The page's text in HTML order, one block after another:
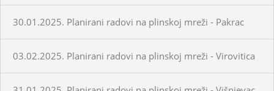
30.01.2025. Planirani radovi na plinskoj mreži - Pakrac
03.02.2025. Planirani radovi na plinskoj mreži - Virovitica